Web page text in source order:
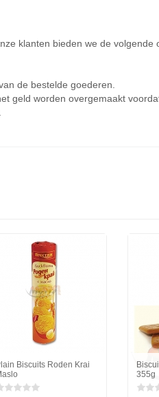
klanten bieden we de volgende
de bestelde goederen.
geld worden overgemaakt
Biscuits Roden Krai
355g